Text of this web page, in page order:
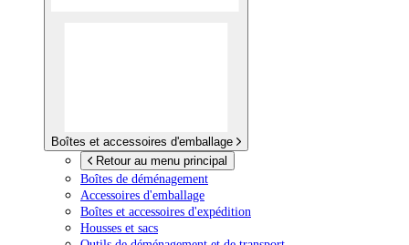
Boîtes et accessoires d'emballage
Retour au menu principal
Boîtes de déménagement
Accessoires d'emballage
Boîtes et accessoires d'expédition
Housses et sacs